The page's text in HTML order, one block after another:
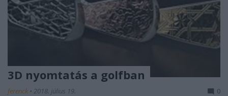
3D nyomtatás a golfban
ferenck • 2018. július 19. 0